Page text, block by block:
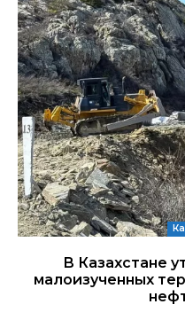
В Казахстане
малоизученных